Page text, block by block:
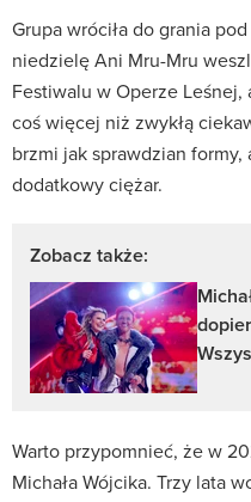
Grupa wróciła do grania
niedzielę Ani Mru-Mru
Festiwalu w Operze
coś więcej niż zwykłą
brzmi jak sprawdzian
dodatkowy ciężar.
Zobacz także:
Warto przypomnieć, że w
Michała Wójcika. Trzy lata